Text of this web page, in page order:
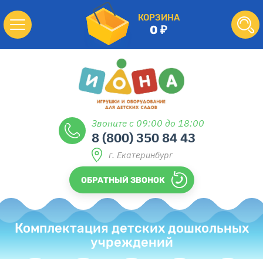
КОРЗИНА
0
Звоните с 09:00 до 18:00
8 (800) 350 84 43
г. Екатеринбург
ОБРАТНЫЙ ЗВОНОК
Комплектация детских дошкольных
учреждений